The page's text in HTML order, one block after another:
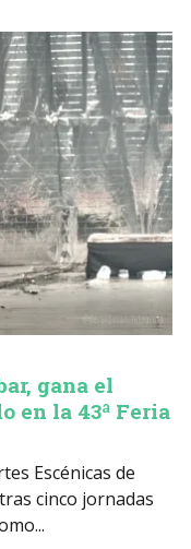
gana el
en la 43ª Feria
Escénicas de
cinco jornadas